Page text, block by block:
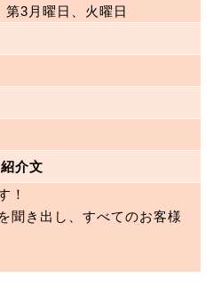
第3月曜日、火曜日
紹介文
！
聞き出し、すべてのお客様